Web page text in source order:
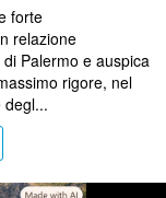
forte
relazione
di Palermo e auspica
rigore, nel
degl...